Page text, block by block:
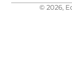
© 2026,